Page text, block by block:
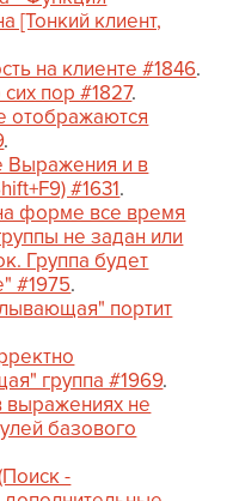
[Тонкий клиент,
на клиенте #1846.
пор #1827.
отображаются
.
Выражения и в
#1631.
форме все время
не задан или
Группа будет
#1975.
портит
группа #1969.
выражениях не
базового
-